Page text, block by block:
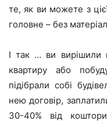
те, як ви можете з
головне – без
І так … ви вирішили
квартиру або
підібрали собі
нею договір,
30-40% від